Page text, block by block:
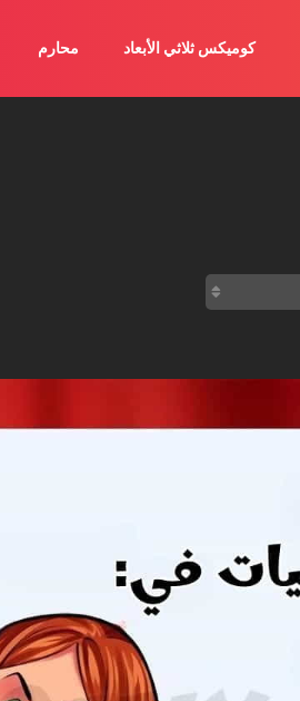
كوميكس ثلاثي الأبعاد محارم